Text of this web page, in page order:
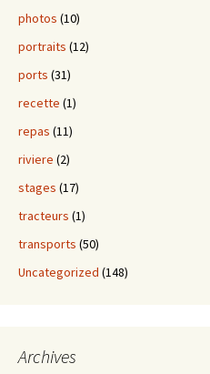
photos (10)
portraits (12)
ports (31)
recette (1)
repas (11)
riviere (2)
stages (17)
tracteurs (1)
transports (50)
Uncategorized (148)
Archives